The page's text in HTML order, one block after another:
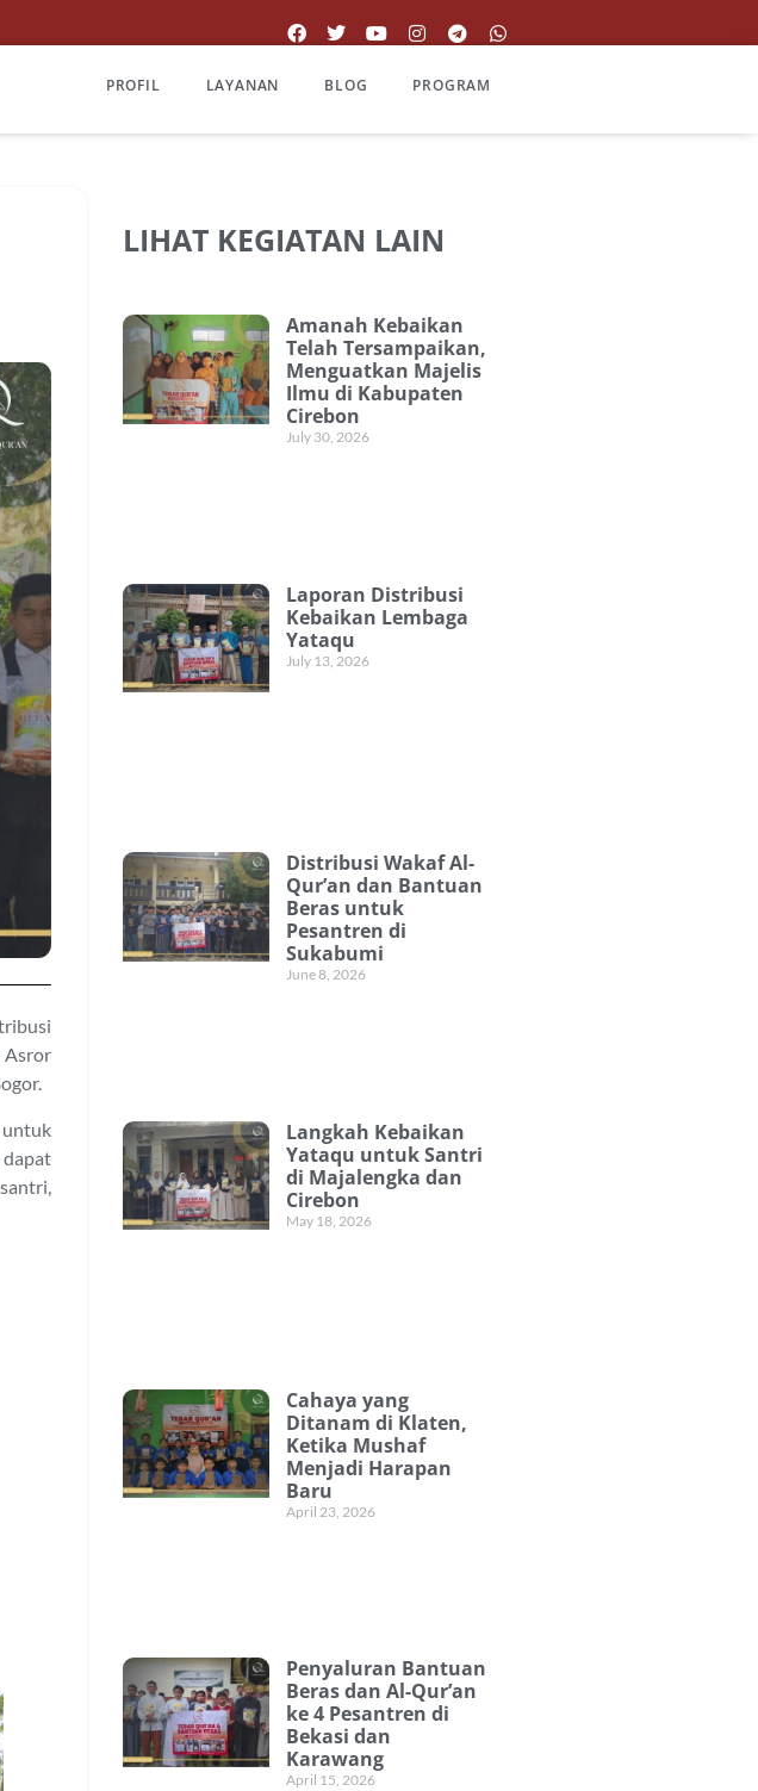
PROFIL LAYANAN BLOG PROGRAM
Asror
untuk
LIHAT KEGIATAN LAIN
Amanah Kebaikan
Telah Tersampaikan,
Menguatkan Majelis
Ilmu di Kabupaten
Cirebon
July 30, 2026
Laporan Distribusi
Kebaikan Lembaga
Yataqu
July 13, 2026
Distribusi Wakaf Al-
Qur’an dan Bantuan
Beras untuk
Pesantren di
Sukabumi
June 8, 2026
Langkah Kebaikan
Yataqu untuk Santri
di Majalengka dan
Cirebon
May 18, 2026
Cahaya yang
Ditanam di Klaten,
Ketika Mushaf
Menjadi Harapan
Baru
April 23, 2026
Penyaluran Bantuan
Beras dan Al-Qur’an
ke 4 Pesantren di
Bekasi dan
Karawang
April 15, 2026